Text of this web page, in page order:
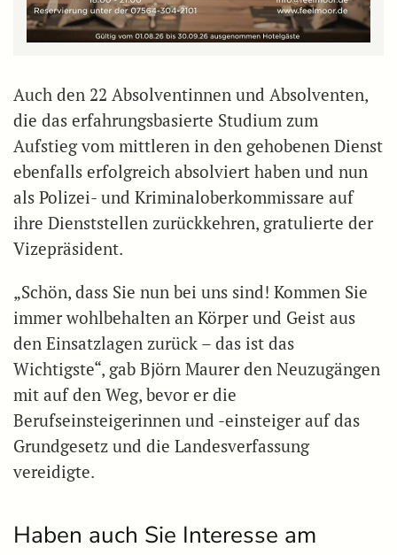
Auch den 22 Absolventinnen und Absolventen,
die das erfahrungsbasierte Studium zum
Aufstieg vom mittleren in den gehobenen Dienst
ebenfalls erfolgreich absolviert haben und nun
als Polizei- und Kriminaloberkommissare auf
ihre Dienststellen zurückkehren, gratulierte der
Vizepräsident.
„Schön, dass Sie nun bei uns sind! Kommen Sie
immer wohlbehalten an Körper und Geist aus
den Einsatzlagen zurück – das ist das
Wichtigste“, gab Björn Maurer den Neuzugängen
mit auf den Weg, bevor er die
Berufseinsteigerinnen und -einsteiger auf das
Grundgesetz und die Landesverfassung
vereidigte.
Haben auch Sie Interesse am